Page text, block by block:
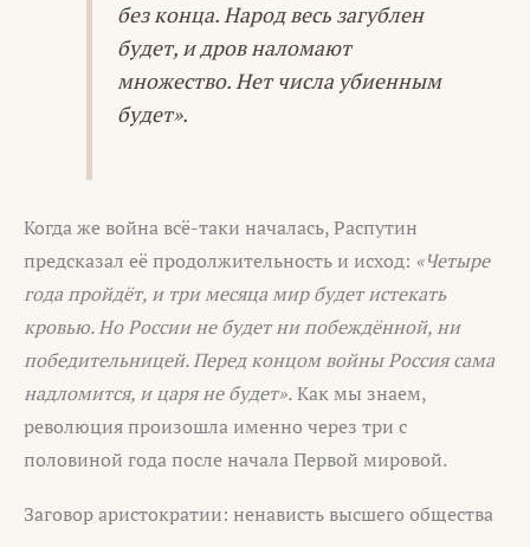
без конца. Народ весь загублен
будет, и дров наломают
множество. Нет числа убиенным
будет».
Когда же война всё-таки началась, Распутин
предсказал её продолжительность и исход: «Четыре
года пройдёт, и три месяца мир будет истекать
кровью. Но России не будет ни побеждённой, ни
победительницей. Перед концом войны Россия сама
надломится, и царя не будет».Как мы знаем,
революция произошла именно через три с
половиной года после начала Первой мировой.
Заговор аристократии: ненависть высшего общества